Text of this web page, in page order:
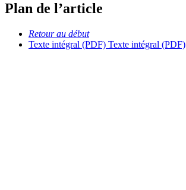
Plan de l’article
Retour au début
Texte intégral (PDF) Texte intégral (PDF)